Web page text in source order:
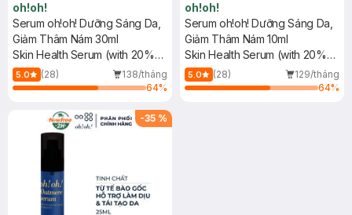
oh!oh!
Serum oh!oh! Dưỡng Sáng Da,
Giảm Thâm Nám 30ml
Skin Health Serum (with 20%
Niacinamide & 2% Acetyl
Glucosamine)
5.0 (28)
138/tháng
64%
oh!oh!
Serum oh!oh! Dưỡng Sáng Da,
Giảm Thâm Nám 10ml
Skin Health Serum (with 20%
Niacinamide & 2% Acetyl
Glucosamine)
5.0 (28)
129/tháng
64%
-35 %